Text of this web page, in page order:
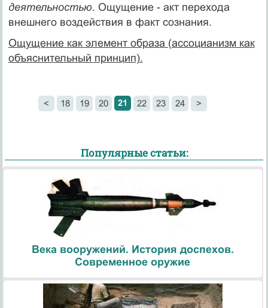
деятельностью. Ощущение - акт перехода
внешнего воздействия в факт сознания.
Ощущение как элемент образа (ассоцианизм как
объяснительный принцип).
< 18 19 20 21 22 23 24 >
Популярные статьи:
Века вооружений. История доспехов.
Современное оружие